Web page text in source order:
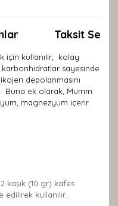
Taksit
için kullanılır, kolay
sayesinde
depolanmasını
Buna ek olarak, Mumm
magnezyum içerir.
kaşık (10 gr) kafes
kullanılır..